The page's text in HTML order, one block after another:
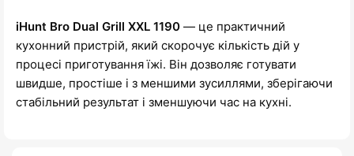
iHunt Bro Dual Grill XXL 1190 — це практичний
кухонний пристрій, який скорочує кількість дій у
процесі приготування їжі. Він дозволяє готувати
швидше, простіше і з меншими зусиллями, зберігаючи
стабільний результат і зменшуючи час на кухні.